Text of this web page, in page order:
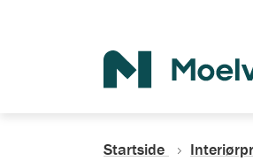
Startside